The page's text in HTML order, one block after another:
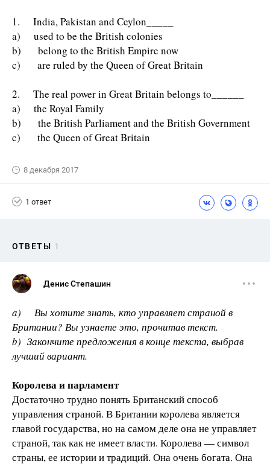
1. India, Pakistan and Ceylon_____
a) used to be the British colonies
b) belong to the British Empire now
c) are ruled by the Queen of Great Britain
2. The real power in Great Britain belongs to______
a) the Royal Family
b) the British Parliament and the British Government
c) the Queen of Great Britain
8 декабря 2017
1 ответ
ОТВЕТЫ 1
Денис Степашин
a) Вы хотите знать, кто управляет страной в
Британии? Вы узнаете это, прочитав текст.
b) Закончите предложения в конце текста, выбрав
лучший вариант.
Королева и парламент
Достаточно трудно понять Британский способ
управления страной. В Британии королева является
главой государства, но на самом деле она не управляет
страной, так как не имеет власти. Королева — символ
страны, ее истории и традиций. Она очень богата. Она